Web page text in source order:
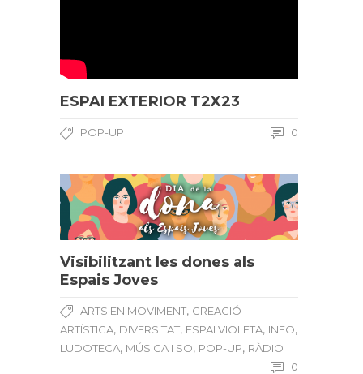
ESPAI EXTERIOR T2X23
POP-UP 0
Visibilitzant les dones als
Espais Joves
ARTS EN MOVIMENT, CREACIÓ
ARTÍSTICA, DIVERSITAT, ESPAI VIOLETA, INFO,
LUDOTECA, MÚSICA I SO, POP-UP, RÀDIO
0